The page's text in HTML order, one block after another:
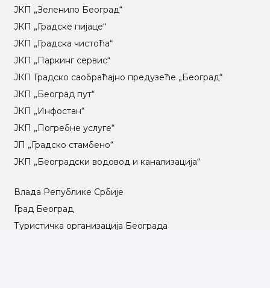
ЈКП „Зеленило Београд“
ЈКП „Градске пијаце“
ЈКП „Градска чистоћа“
ЈКП „Паркинг сервис“
ЈКП Градско саобраћајно предузеће „Београд“
ЈКП „Београд пут“
ЈКП „Инфостан“
ЈКП „Погребне услуге“
ЈП „Градско стамбено“
ЈКП „Београдски водовод и канализација“
Влада Републике Србије
Град Београд
Туристичка организација Београда